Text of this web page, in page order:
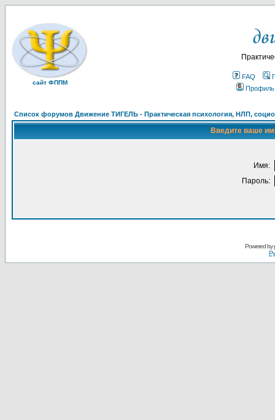
сайт ФППМ
FAQ
Профиль
Список форумов Движение ТИГЕЛЬ - Практическая психология, НЛП,
Введите ваше
Имя:
Пароль:
Powered by